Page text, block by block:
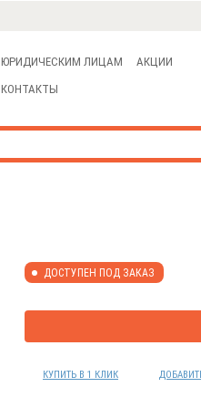
ЮРИДИЧЕСКИМ ЛИЦАМ
КОНТАКТЫ
АКЦИИ
ДОСТУПЕН ПОД ЗАКАЗ
КУПИТЬ В 1 КЛИК